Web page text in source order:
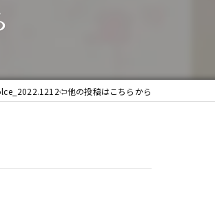
他の投稿はこちらから